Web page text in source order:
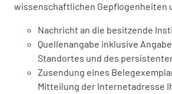
wissenschaftlichen Gepflogenheiten
Nachricht an die besitzende
Quellenangabe inklusive
Standortes und des
Zusendung eines
Mitteilung der Internetadresse